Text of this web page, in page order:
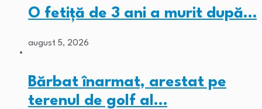
O fetiță de 3 ani a murit după…
august 5, 2026
Bărbat înarmat, arestat pe
terenul de golf al…